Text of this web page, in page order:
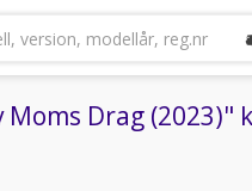
version, modellår, reg.nr
Moms Drag